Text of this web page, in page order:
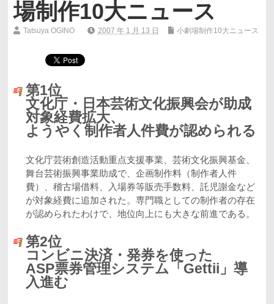
場制作10大ニュース
Tatsuya OGINO 2007 年 1 月 13 日 小劇場制作10大ニュース
第1位
文化庁・日本芸術文化振興会が助成
対象経費拡大、
ようやく制作者人件費が認められる
文化庁芸術創造活動重点支援事業、芸術文化振興基金、
舞台芸術振興事業助成で、企画制作料（制作者人件
費）、稽古場借料、入場券等販売手数料、託児謝金など
が対象経費に追加された。専門職としての制作者の存在
が認められたわけで、地位向上にも大きな前進である。
第2位
コンビニ決済・発券を使った
ASP票券管理システム「Gettii」導
入進む